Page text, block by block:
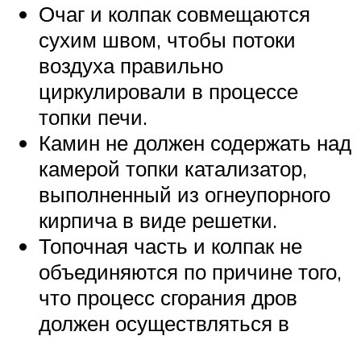
Очаг и колпак совмещаются
сухим швом, чтобы потоки
воздуха правильно
циркулировали в процессе
топки печи.
Камин не должен содержать над
камерой топки катализатор,
выполненный из огнеупорного
кирпича в виде решетки.
Топочная часть и колпак не
объединяются по причине того,
что процесс сгорания дров
должен осуществляться в